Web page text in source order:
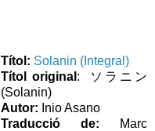
Títol: Solanin (Integral)
Títol original : ソラニン
(Solanin)
Autor: Inio Asano
Traducció de: Marc